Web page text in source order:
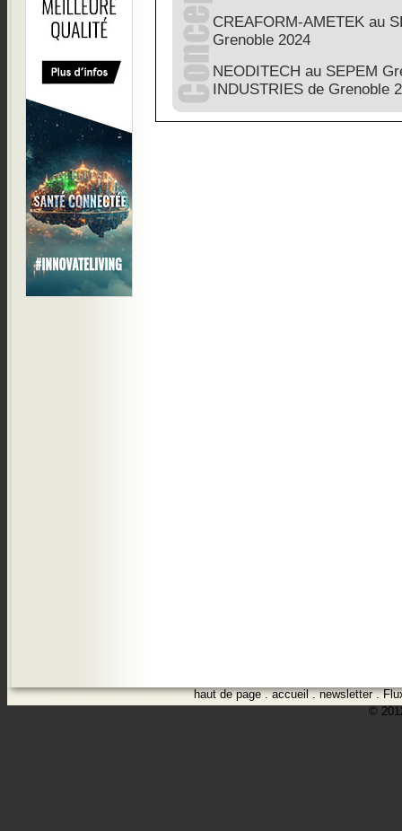
CREAFORM-AMETEK au
Grenoble 2024
NEODITECH au SEPEM
INDUSTRIES de Grenoble
haut de page.accueil.newsletter.
©